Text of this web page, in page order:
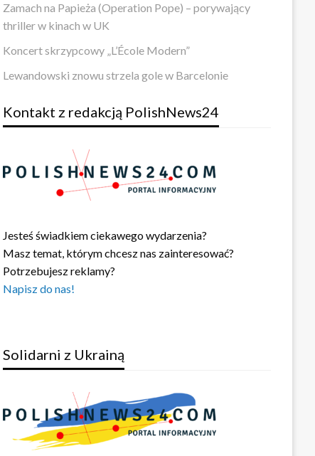
Zamach na Papieża (Operation Pope) – porywający
thriller w kinach w UK
Koncert skrzypcowy „L’École Modern”
Lewandowski znowu strzela gole w Barcelonie
Kontakt z redakcją PolishNews24
Jesteś świadkiem ciekawego wydarzenia?
Masz temat, którym chcesz nas zainteresować?
Potrzebujesz reklamy?
Napisz do nas!
Solidarni z Ukrainą